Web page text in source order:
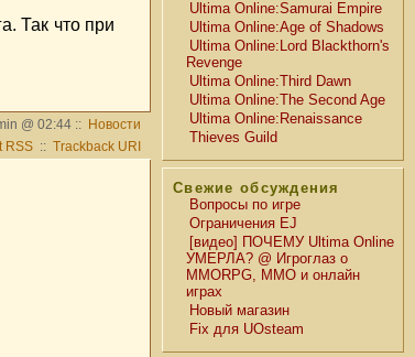
Ultima Online:Samurai Empire
Ultima Online:Age of Shadows
Ultima Online:Lord Blackthorn's
Revenge
Ultima Online:Third Dawn
Ultima Online:The Second Age
Ultima Online:Renaissance
Thieves Guild
Свежие обсуждения
Вопросы по игре
Ограничения EJ
[видео] ПОЧЕМУ Ultima Online
УМЕРЛА? @ Игроглаз о
MMORPG, MMO и онлайн
играх
Новый магазин
Fix для UOsteam
Так что при
@ 02:44 :: Новости
RSS :: Trackback URI